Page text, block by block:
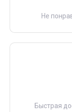
Не
Быстрая